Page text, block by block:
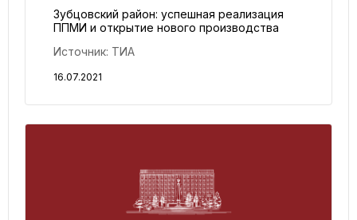
Зубцовский район: успешная реализация
ППМИ и открытие нового производства
Источник: ТИА
16.07.2021